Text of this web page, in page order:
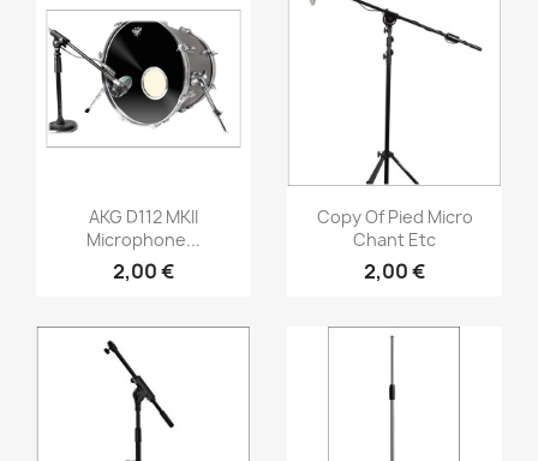
Vorschau
AKG D112 MKII
Microphone...
2,00 €
Vorschau
Copy Of Pied Micro
Chant Etc
2,00 €